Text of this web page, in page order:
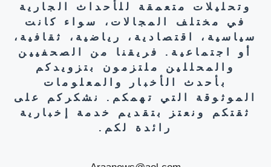
وتحليلات متعمقة للأحداث الجارية
في مختلف المجالات، سواء كانت
سياسية، اقتصادية، رياضية، ثقافية،
أو اجتماعية. فريقنا من الصحفيين
والمحللين ملتزمون بتزويدكم
بأحدث الأخبار والمعلومات
الموثوقة التي تهمكم. نشكركم على
ثقتكم ونعتز بتقديم خدمة إخبارية
رائدة لكم.